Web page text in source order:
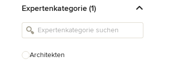
Expertenkategorie (1)
Architekten